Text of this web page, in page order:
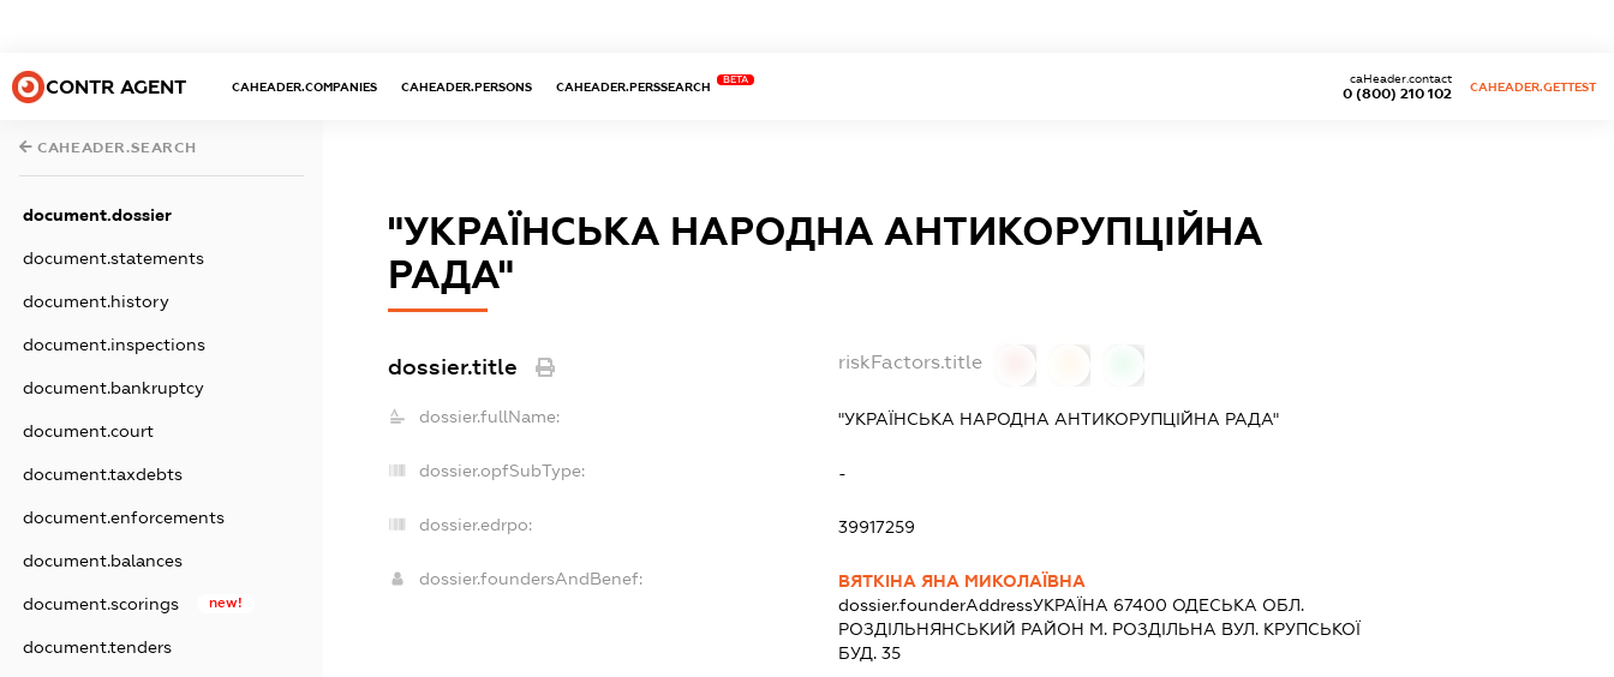
CONTR AGENT CAHEADER.COMPANIES CAHEADER.PERSONS CAHEADER.PERSSEARCH
BETA
0 (800) 210 102
caHeader.contact
CAHEADER.GETTEST
CAHEADER.SEARCH
document.dossier
document.statements
document.history
document.inspections
document.bankruptcy
document.court
document.taxdebts
document.enforcements
document.balances
document.scorings new!
document.tenders
"УКРАЇНСЬКА НАРОДНА АНТИКОРУПЦІЙНА
РАДА"
dossier.title riskFactors.title
dossier.fullName: "УКРАЇНСЬКА НАРОДНА АНТИКОРУПЦІЙНА РАДА"
dossier.opfSubType: -
dossier.edrpo: 39917259
dossier.foundersAndBenef:
ВЯТКІНА ЯНА МИКОЛАЇВНА
dossier.founderAddressУКРАЇНА 67400 ОДЕСЬКА ОБЛ.
РОЗДIЛЬНЯНСЬКИЙ РАЙОН М. РОЗДІЛЬНА ВУЛ. КРУПСЬКОЇ
БУД. 35